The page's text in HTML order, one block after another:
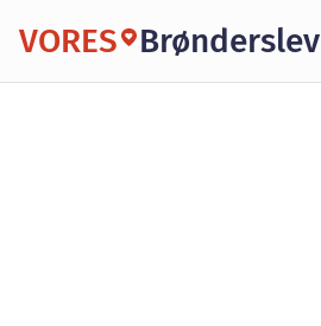
VORES Brønderslev